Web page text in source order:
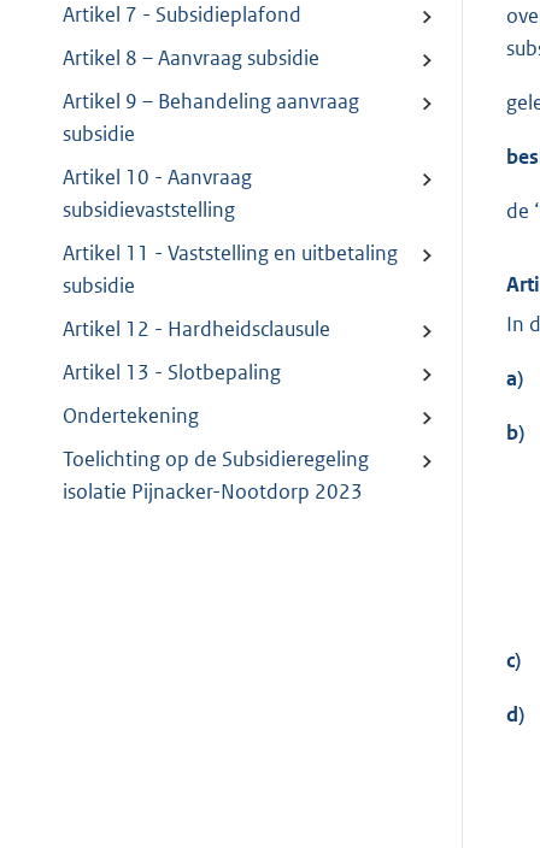
Artikel 7 - Subsidieplafond
Artikel 8 – Aanvraag subsidie
Artikel 9 – Behandeling aanvraag
subsidie
Artikel 10 - Aanvraag
subsidievaststelling
Artikel 11 - Vaststelling en uitbetaling
subsidie
Artikel 12 - Hardheidsclausule
Artikel 13 - Slotbepaling
Ondertekening
Toelichting op de Subsidieregeling
isolatie Pijnacker-Nootdorp 2023
de
In
a)
b)
c)
d)